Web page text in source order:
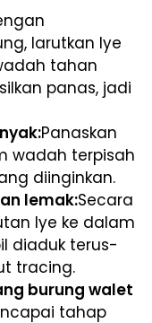
larutkan lye
tahan
panas, jadi
Panaskan
wadah terpisah
diinginkan.
lemak:Secara
lye ke dalam
diaduk terus-
tracing.
burung walet
tahap